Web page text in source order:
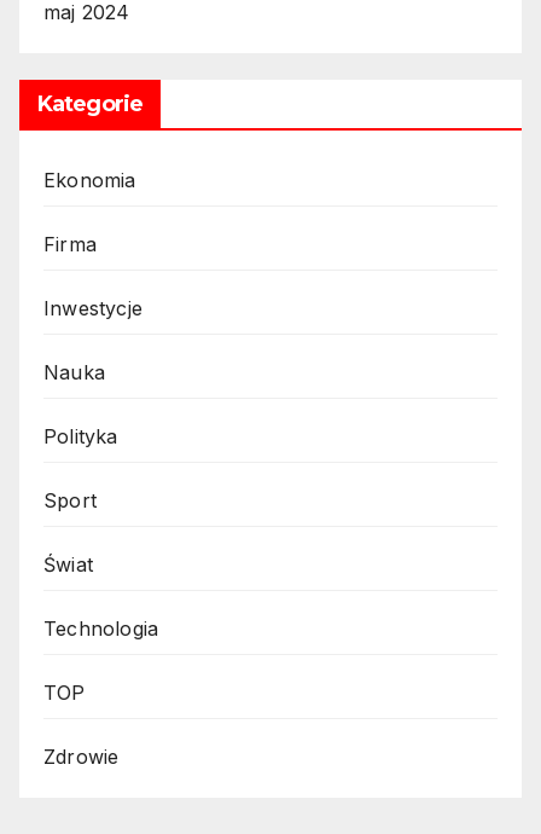
maj 2024
Kategorie
Ekonomia
Firma
Inwestycje
Nauka
Polityka
Sport
Świat
Technologia
TOP
Zdrowie